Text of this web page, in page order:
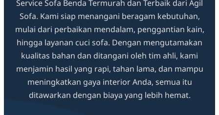
Service Sofa Benda Termurah dan Terbaik dari Agil
Sofa. Kami siap menangani beragam kebutuhan,
mulai dari perbaikan mendalam, penggantian kain,
hingga layanan cuci sofa. Dengan mengutamakan
kualitas bahan dan ditangani oleh tim ahli, kami
menjamin hasil yang rapi, tahan lama, dan mampu
meningkatkan gaya interior Anda, semua itu
ditawarkan dengan biaya yang lebih hemat.